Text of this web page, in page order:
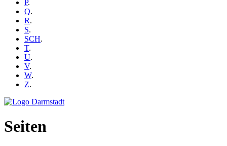
P.
Q.
R.
S.
SCH.
T.
U.
V.
W.
Z.
Seiten